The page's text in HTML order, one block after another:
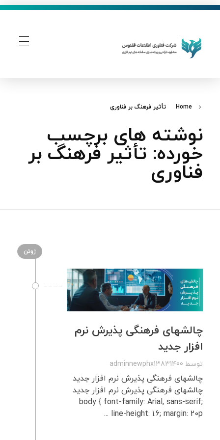
Home تأثیر فرهنگ بر فناوری
نوشته های برچسب
خورده: تأثیر فرهنگ بر
فناوری
ژوئن
چالشهای فرهنگی پذیرش نرم‌
افزار جدید
توسط adminnewphx13831400
چالشهای فرهنگی پذیرش نرم‌ افزار جدید
چالشهای فرهنگی پذیرش نرم‌ افزار جدید
body { font-family: Arial, sans-serif;
line-height: 1.6; margin: 20p ...